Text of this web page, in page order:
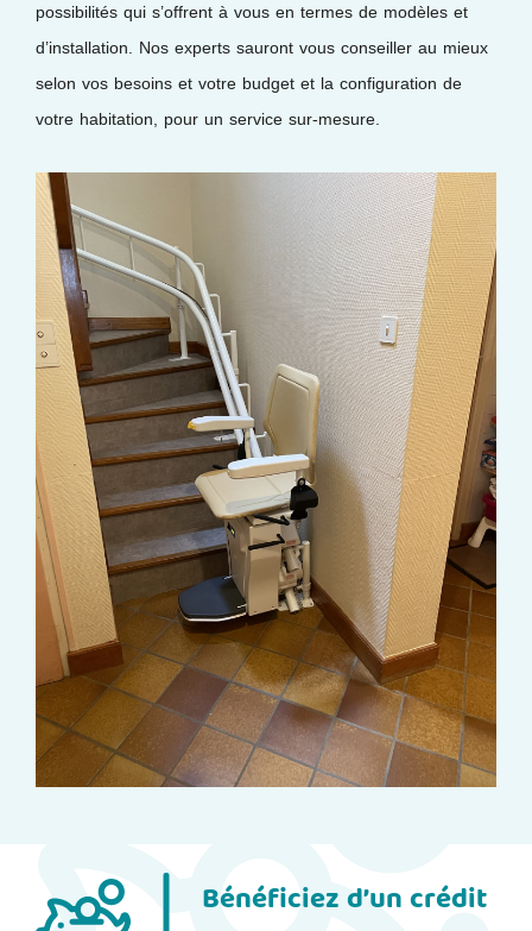
possibilités qui s’offrent à vous en termes de modèles et
d’installation. Nos experts sauront vous conseiller au mieux
selon vos besoins et votre budget et la configuration de
votre habitation, pour un service sur-mesure.
Bénéficiez d’un crédit